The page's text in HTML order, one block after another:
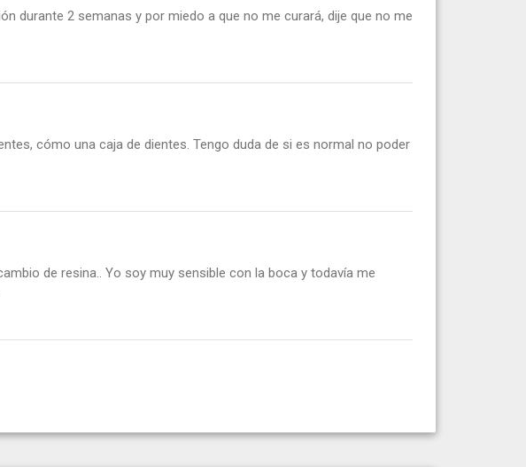
durante 2 semanas y por miedo a que no me curará, dije que no me
cómo una caja de dientes. Tengo duda de si es normal no poder
de resina.. Yo soy muy sensible con la boca y todavía me